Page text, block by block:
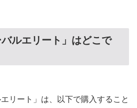
ルエリート」はどこで
リート」は、以下で購入すること